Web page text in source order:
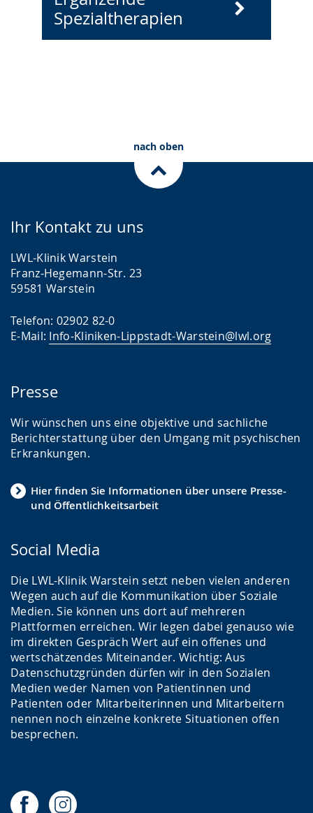
Spezialtherapien
nach oben
Ihr Kontakt zu uns
LWL-Klinik Warstein
Franz-Hegemann-Str. 23
59581 Warstein
Telefon: 02902 82-0
E-Mail: Info-Kliniken-Lippstadt-Warstein@lwl.org
Presse
Wir wünschen uns eine objektive und sachliche
Berichterstattung über den Umgang mit psychischen
Erkrankungen.
Hier finden Sie Informationen über unsere Presse-
und Öffentlichkeitsarbeit
Social Media
Die LWL-Klinik Warstein setzt neben vielen anderen
Wegen auch auf die Kommunikation über Soziale
Medien. Sie können uns dort auf mehreren
Plattformen erreichen. Wir legen dabei genauso wie
im direkten Gespräch Wert auf ein offenes und
wertschätzendes Miteinander. Wichtig: Aus
Datenschutzgründen dürfen wir in den Sozialen
Medien weder Namen von Patientinnen und
Patienten oder Mitarbeiterinnen und Mitarbeitern
nennen noch einzelne konkrete Situationen offen
besprechen.